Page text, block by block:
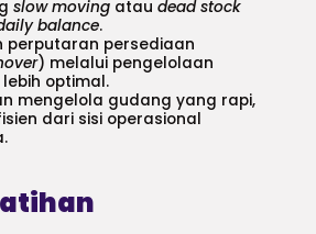
slow moving ataudead stock
balance.
perputaran persediaan
) melalui pengelolaan
optimal.
mengelola gudang yang rapi,
dari sisi operasional